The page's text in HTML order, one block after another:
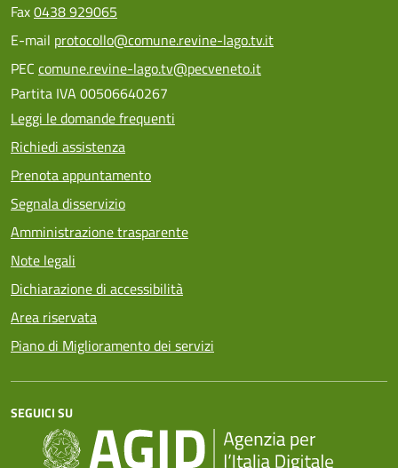
Fax0438 929065
E-mail protocollo@comune.revine-lago.tv.it
PEC comune.revine-lago.tv@pecveneto.it
Partita IVA 00506640267
Leggi le domande frequenti
Richiedi assistenza
Prenota appuntamento
Segnala disservizio
Amministrazione trasparente
Note legali
Dichiarazione di accessibilità
Area riservata
Piano di Miglioramento dei servizi
SEGUICI SU